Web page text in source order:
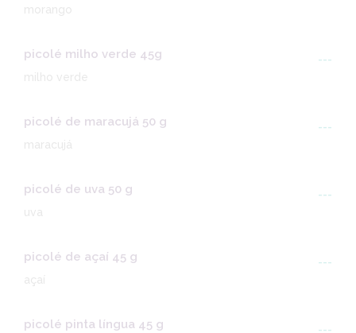
picolé milho verde 45g
---
picolé de maracujá 50 g
---
maracujá
picolé de uva 50 g
---
picolé de açaí 45 g
---
picolé pinta língua 45 g ---